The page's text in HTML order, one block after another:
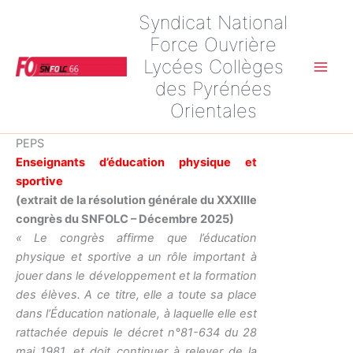
Syndicat National
Force Ouvrière
Lycées Collèges
des Pyrénées
Orientales
PEPS
Enseignants d’éducation physique et
sportive
(extrait de la résolution générale du XXXIIIe
congrès du SNFOLC – Décembre 2025)
« Le congrès affirme que l’éducation
physique et sportive a un rôle important à
jouer dans le développement et la formation
des élèves. A ce titre, elle a toute sa place
dans l’Éducation nationale, à laquelle elle est
rattachée depuis le décret n°81-634 du 28